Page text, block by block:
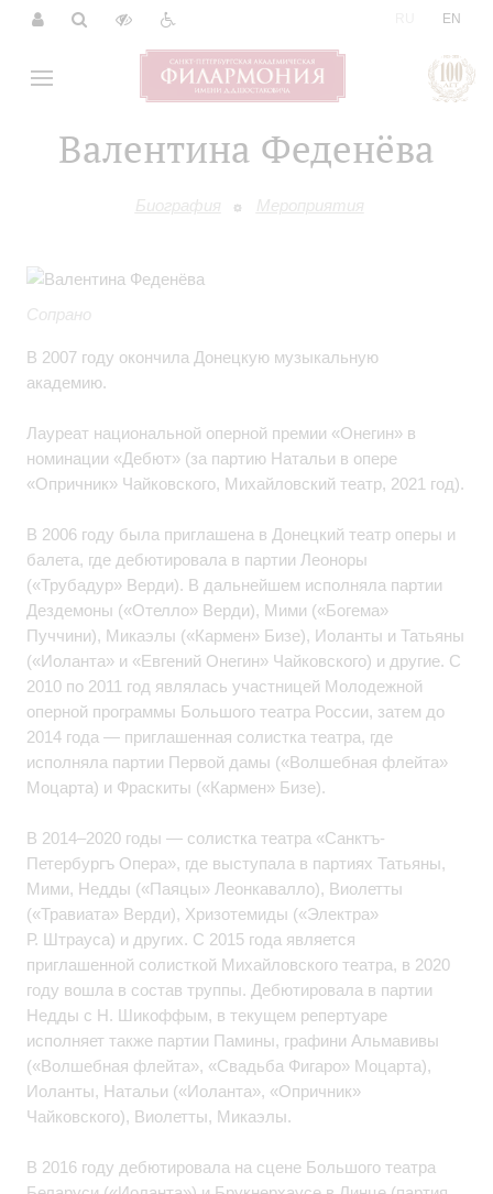
EN
Валентина Феденёва
Биография Мероприятия
Сопрано
В 2007 году окончила Донецкую музыкальную
академию.
Лауреат национальной оперной премии «Онегин» в
номинации «Дебют» (за партию Натальи в опере
«Опричник» Чайковского, Михайловский театр, 2021 год).
В 2006 году была приглашена в Донецкий театр оперы и
балета, где дебютировала в партии Леоноры
(«Трубадур» Верди). В дальнейшем исполняла партии
Дездемоны («Отелло» Верди), Мими («Богема»
Пуччини), Микаэлы («Кармен» Бизе), Иоланты и Татьяны
(«Иоланта» и «Евгений Онегин» Чайковского) и другие. С
2010 по 2011 год являлась участницей Молодежной
оперной программы Большого театра России, затем до
2014 года — приглашенная солистка театра, где
исполняла партии Первой дамы («Волшебная флейта»
Моцарта) и Фраскиты («Кармен» Бизе).
В 2014–2020 годы — солистка театра «Санктъ-
Петербургъ Опера», где выступала в партиях Татьяны,
Мими, Недды («Паяцы» Леонкавалло), Виолетты
(«Травиата» Верди), Хризотемиды («Электра»
Р. Штрауса) и других. С 2015 года является
приглашенной солисткой Михайловского театра, в 2020
году вошла в состав труппы. Дебютировала в партии
Недды с Н. Шикоффым, в текущем репертуаре
исполняет также партии Памины, графини Альмавивы
(«Волшебная флейта», «Свадьба Фигаро» Моцарта),
Иоланты, Натальи («Иоланта», «Опричник»
Чайковского), Виолетты, Микаэлы.
В 2016 году дебютировала на сцене Большого театра